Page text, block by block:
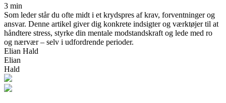
3 min
Som leder står du ofte midt i et krydspres af krav, forventninger og
ansvar. Denne artikel giver dig konkrete indsigter og værktøjer til at
håndtere stress, styrke din mentale modstandskraft og lede med ro
og nærvær – selv i udfordrende perioder.
Elian Hald
Elian
Hald